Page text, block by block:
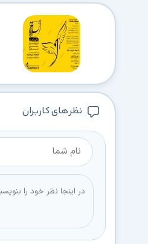
نظر های کاربران